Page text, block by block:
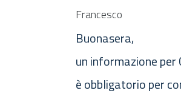
Francesco
Buonasera,
un informazione per
è obbligatorio per